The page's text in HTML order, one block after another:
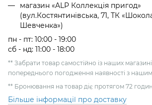
магазин «ALP Коллекція пригод»
(вул.Костянтинівська, 71, ТК
Шевченка»)
пн - пт: 10:00 - 19:00
сб - нд: 11:00 - 18:00
** Забрати товар самостійно із наших
попереднього погодження наявності з
** Бронювання на товар діє протягом 72
Більше інформації про доставку